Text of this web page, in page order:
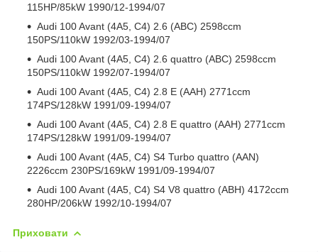
115HP/85kW 1990/12-1994/07
Audi 100 Avant (4A5, C4) 2.6 (ABC) 2598ccm
150PS/110kW 1992/03-1994/07
Audi 100 Avant (4A5, C4) 2.6 quattro (ABC) 2598ccm
150PS/110kW 1992/07-1994/07
Audi 100 Avant (4A5, C4) 2.8 E (AAH) 2771ccm
174PS/128kW 1991/09-1994/07
Audi 100 Avant (4A5, C4) 2.8 E quattro (AAH) 2771ccm
174PS/128kW 1991/09-1994/07
Audi 100 Avant (4A5, C4) S4 Turbo quattro (AAN)
2226ccm 230PS/169kW 1991/09-1994/07
Audi 100 Avant (4A5, C4) S4 V8 quattro (ABH) 4172ccm
280HP/206kW 1992/10-1994/07
Приховати